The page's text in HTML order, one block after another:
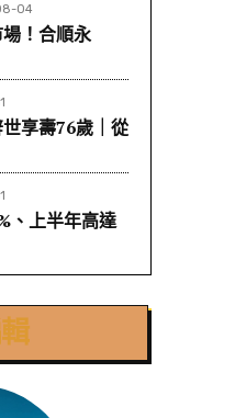
04
！合順永
享壽76歲｜從
、上半年高達